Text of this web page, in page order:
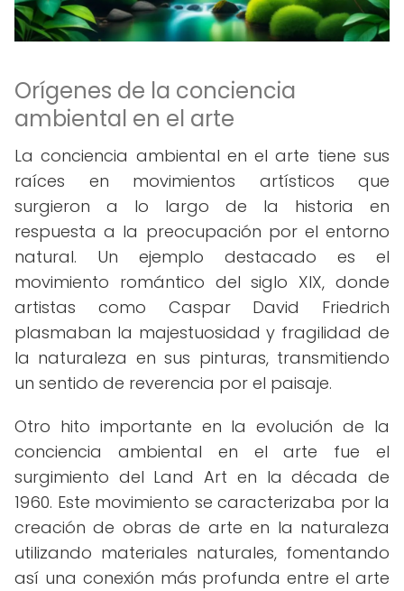
Orígenes de la conciencia
ambiental en el arte
La conciencia ambiental en el arte tiene sus
raíces en movimientos artísticos que
surgieron a lo largo de la historia en
respuesta a la preocupación por el entorno
natural. Un ejemplo destacado es el
movimiento romántico del siglo XIX, donde
artistas como Caspar David Friedrich
plasmaban la majestuosidad y fragilidad de
la naturaleza en sus pinturas, transmitiendo
un sentido de reverencia por el paisaje.
Otro hito importante en la evolución de la
conciencia ambiental en el arte fue el
surgimiento del Land Art en la década de
1960. Este movimiento se caracterizaba por la
creación de obras de arte en la naturaleza
utilizando materiales naturales, fomentando
así una conexión más profunda entre el arte